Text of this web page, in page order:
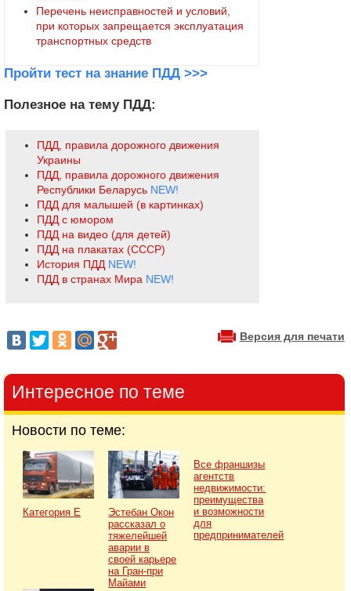
Перечень неисправностей и условий,
при которых запрещается эксплуатация
транспортных средств
Пройти тест на знание ПДД >>>
Полезное на тему ПДД:
ПДД, правила дорожного движения
Украины
ПДД, правила дорожного движения
Республики Беларусь NEW!
ПДД для малышей (в картинках)
ПДД с юмором
ПДД на видео (для детей)
ПДД на плакатах (СССР)
История ПДД NEW!
ПДД в странах Мира NEW!
Версия для печати
Интересное по теме
Новости по теме:
Категория Е
Эстебан Окон
рассказал о
тяжелейшей
аварии в
своей карьере
на Гран-при
Майами
Все франшизы
агентств
недвижимости:
преимущества
и возможности
для
предпринимателей